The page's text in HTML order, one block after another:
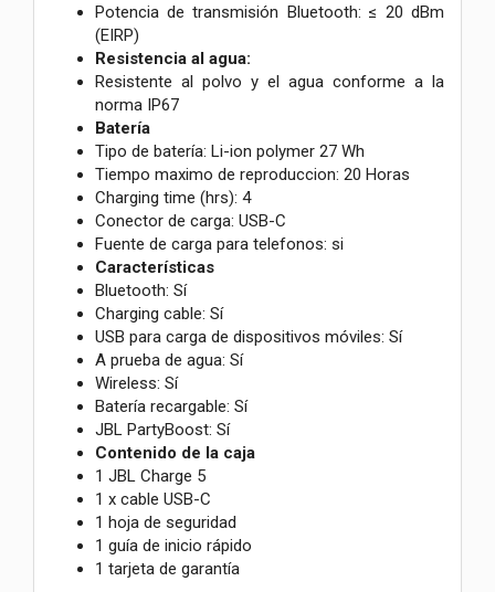
Potencia de transmisión Bluetooth: ≤ 20 dBm
(EIRP)
Resistencia al agua:
Resistente al polvo y el agua conforme a la
norma IP67
Batería
Tipo de batería: Li-ion polymer 27 Wh
Tiempo maximo de reproduccion: 20 Horas
Charging time (hrs): 4
Conector de carga: USB-C
Fuente de carga para telefonos: si
Características
Bluetooth: Sí
Charging cable: Sí
USB para carga de dispositivos móviles: Sí
A prueba de agua: Sí
Wireless: Sí
Batería recargable: Sí
JBL PartyBoost: Sí
Contenido de la caja
1 JBL Charge 5
1 x cable USB-C
1 hoja de seguridad
1 guía de inicio rápido
1 tarjeta de garantía